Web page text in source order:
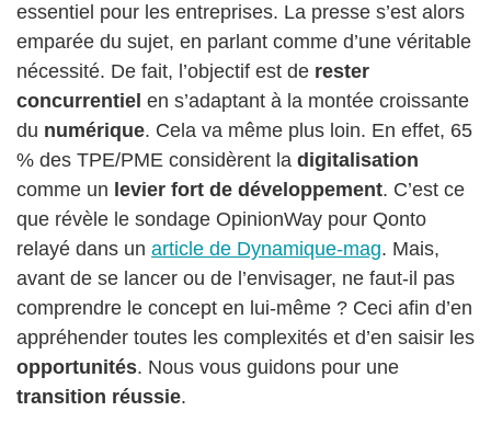
essentiel pour les entreprises. La presse s’est alors
emparée du sujet, en parlant comme d’une véritable
nécessité. De fait, l’objectif est de rester
concurrentiel en s’adaptant à la montée croissante
du numérique. Cela va même plus loin. En effet, 65
% des TPE/PME considèrent la digitalisation
comme un levier fort de développement. C’est ce
que révèle le sondage OpinionWay pour Qonto
relayé dans un article de Dynamique-mag. Mais,
avant de se lancer ou de l’envisager, ne faut-il pas
comprendre le concept en lui-même ? Ceci afin d’en
appréhender toutes les complexités et d’en saisir les
opportunités. Nous vous guidons pour une
transition réussie.